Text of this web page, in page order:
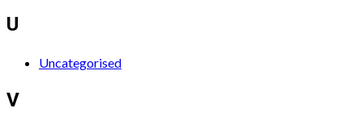
U
Uncategorised
V